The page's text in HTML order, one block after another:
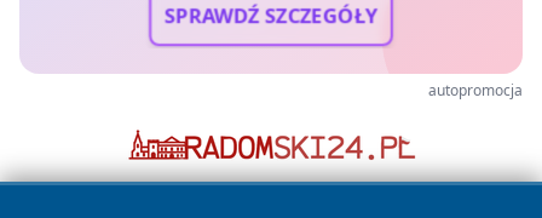
SPRAWDŹ SZCZEGÓŁY
autopromocja